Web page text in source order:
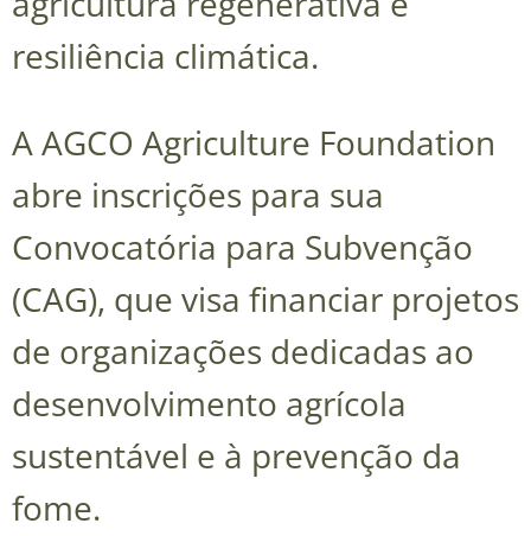
resiliência climática.
A AGCO Agriculture Foundation
abre inscrições para sua
Convocatória para Subvenção
(CAG), que visa financiar projetos
de organizações dedicadas ao
desenvolvimento agrícola
sustentável e à prevenção da
fome.